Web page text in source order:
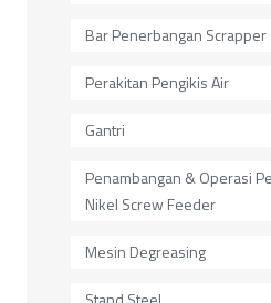
Bar Penerbangan Scrapper
Perakitan Pengikis Air
Gantri
Penambangan & Operasi
Nikel Screw Feeder
Mesin Degreasing